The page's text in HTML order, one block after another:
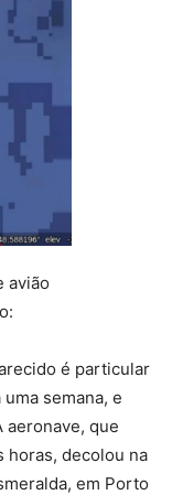
avião
é particular
semana, e
aeronave, que
horas, decolou na
em Porto